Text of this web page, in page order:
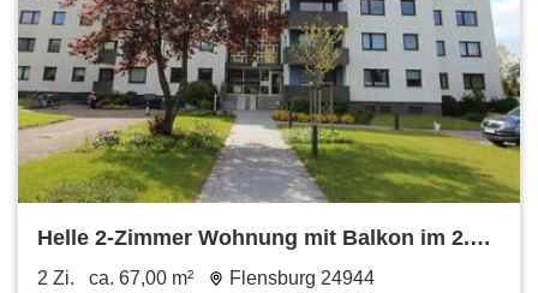
Helle 2-Zimmer Wohnung mit Balkon im 2.
OG in Flensburg-Mürwik
2 Zi. ca. 67,00 m² Flensburg 24944